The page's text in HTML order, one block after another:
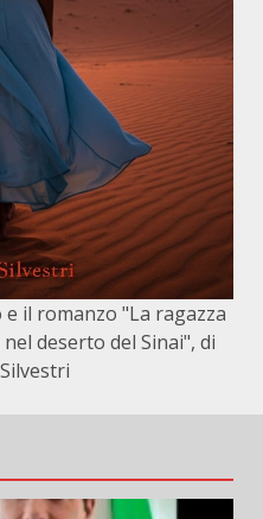
il romanzo "La ragazza
deserto del Sinai", di